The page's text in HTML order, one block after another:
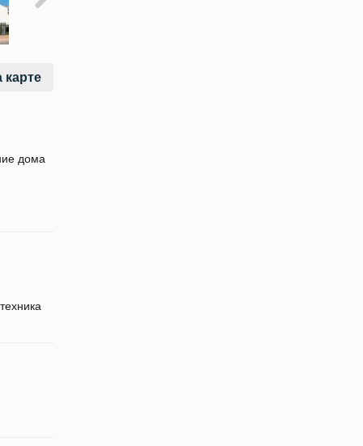
карте
дома